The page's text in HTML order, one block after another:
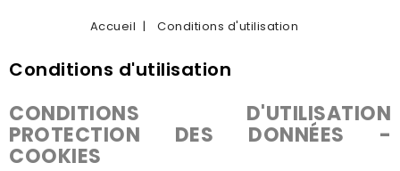
Accueil Conditions d'utilisation
Conditions d'utilisation
CONDITIONS D'UTILISATION
PROTECTION DES DONNÉES -
COOKIES